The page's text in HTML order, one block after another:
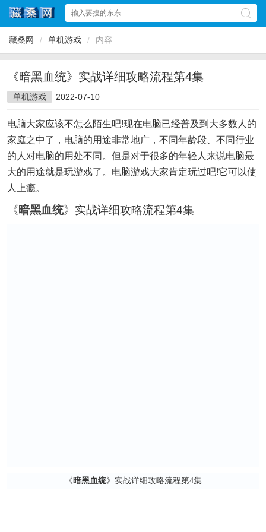
藏桑网 / 单机游戏 / 内容
《暗黑血统》实战详细攻略流程第4集
单机游戏 2022-07-10
电脑大家应该不怎么陌生吧!现在电脑已经普及到大多数人的
家庭之中了，电脑的用途非常地广，不同年龄段、不同行业
的人对电脑的用处不同。但是对于很多的年轻人来说电脑最
大的用途就是玩游戏了。电脑游戏大家肯定玩过吧!它可以使
人上瘾。
《暗黑血统》实战详细攻略流程第4集
《暗黑血统》实战详细攻略流程第4集